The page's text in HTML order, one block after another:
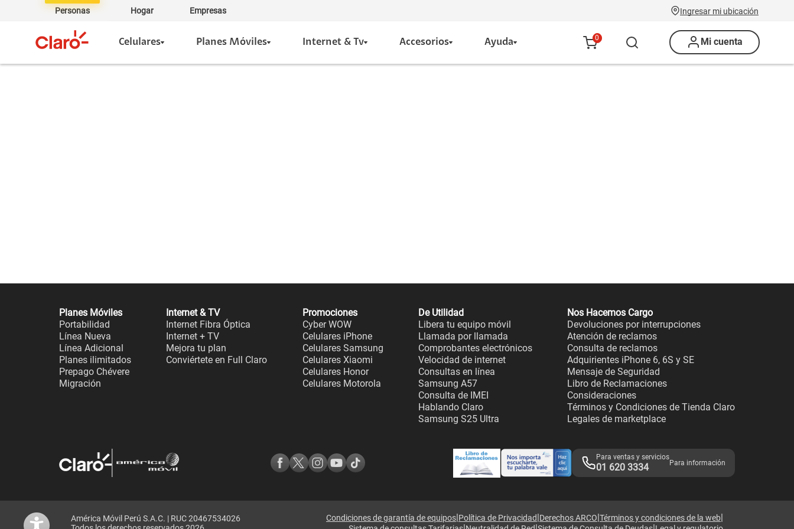
Personas Hogar Empresas Ingresar mi ubicación
Celulares Planes Móviles Internet & Tv Accesorios Ayuda 0 Mi cuenta
Planes Móviles
Portabilidad
Línea Nueva
Línea Adicional
Planes ilimitados
Prepago Chévere
Migración
Internet & TV
Internet Fibra Óptica
Internet + TV
Mejora tu plan
Conviértete en Full Claro
Promociones
Cyber WOW
Celulares iPhone
Celulares Samsung
Celulares Xiaomi
Celulares Honor
Celulares Motorola
De Utilidad
Libera tu equipo móvil
Llamada por llamada
Comprobantes electrónicos
Velocidad de internet
Consultas en línea
Samsung A57
Consulta de IMEI
Hablando Claro
Samsung S25 Ultra
Nos Hacemos Cargo
Devoluciones por interrupciones
Atención de reclamos
Consulta de reclamos
Adquirientes iPhone 6, 6S y SE
Mensaje de Seguridad
Libro de Reclamaciones
Consideraciones
Términos y Condiciones de Tienda Claro
Legales de marketplace
Para ventas y servicios
01 620 3334 Para información
América Móvil Perú S.A.C. | RUC 20467534026
Condiciones de garantía de equipos|Política de Privacidad|Derechos ARCO|Términos y condiciones de la web|